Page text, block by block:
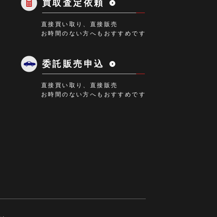
買取査定依頼
直接買い取り、直接販売
お時間のない方へもおすすめです
委託販売申込
直接買い取り、直接販売
お時間のない方へもおすすめです